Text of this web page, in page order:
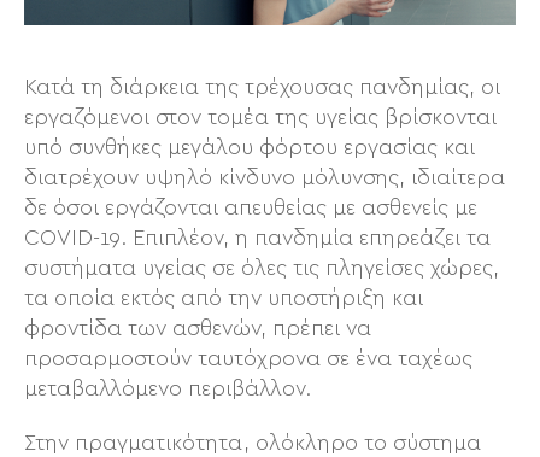
Κατά τη διάρκεια της τρέχουσας πανδημίας, οι
εργαζόμενοι στον τομέα της υγείας βρίσκονται
υπό συνθήκες μεγάλου φόρτου εργασίας και
διατρέχουν υψηλό κίνδυνο μόλυνσης, ιδιαίτερα
δε όσοι εργάζονται απευθείας με ασθενείς με
COVID-19. Επιπλέον, η πανδημία επηρεάζει τα
συστήματα υγείας σε όλες τις πληγείσες χώρες,
τα οποία εκτός από την υποστήριξη και
φροντίδα των ασθενών, πρέπει να
προσαρμοστούν ταυτόχρονα σε ένα ταχέως
μεταβαλλόμενο περιβάλλον.
Στην πραγματικότητα, ολόκληρο το σύστημα